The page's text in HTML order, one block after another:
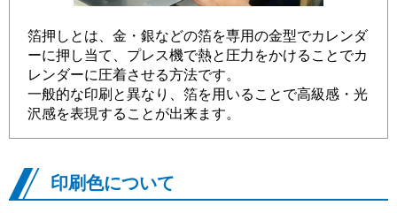
箔押しとは、金・銀などの箔を専用の金型でカレンダ
ーに押し当て、プレス機で熱と圧力をかけることでカ
レンダーに圧着させる方法です。
一般的な印刷と異なり、箔を用いることで高級感・光
沢感を表現することが出来ます。
印刷色について